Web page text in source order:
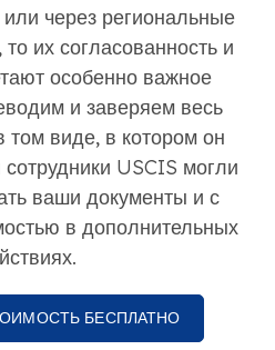
через региональные
их согласованность и
особенно важное
и заверяем весь
том виде, в котором он
USCIS могли
ваши документы и с
в дополнительных
БЕСПЛАТНО